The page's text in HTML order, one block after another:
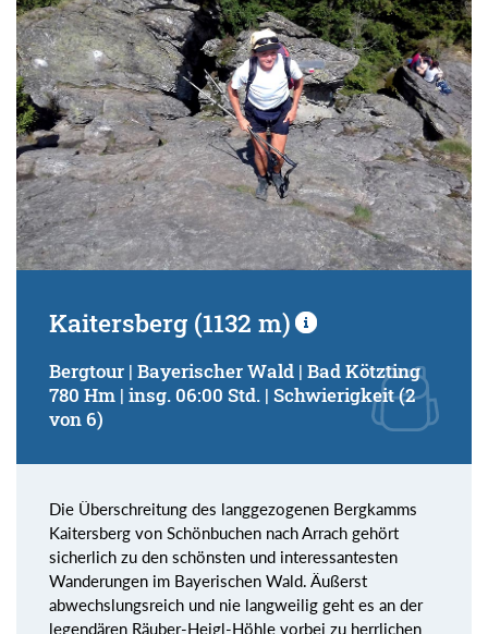
Kaitersberg (1132 m)
Bergtour | Bayerischer Wald | Bad Kötzting
780 Hm | insg. 06:00 Std. | Schwierigkeit (2
von 6)
Die Überschreitung des langgezogenen Bergkamms
Kaitersberg von Schönbuchen nach Arrach gehört
sicherlich zu den schönsten und interessantesten
Wanderungen im Bayerischen Wald. Äußerst
abwechslungsreich und nie langweilig geht es an der
legendären Räuber-Heigl-Höhle vorbei zu herrlichen